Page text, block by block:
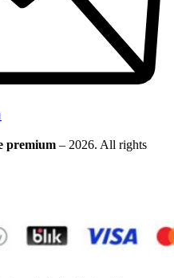
premium – 2026. All rights